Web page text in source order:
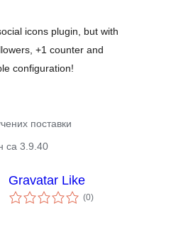
icons plugin, but with
+1 counter and
configuration!
поставки
са 3.9.40
Gravatar Like
(0укупних
оцена
)